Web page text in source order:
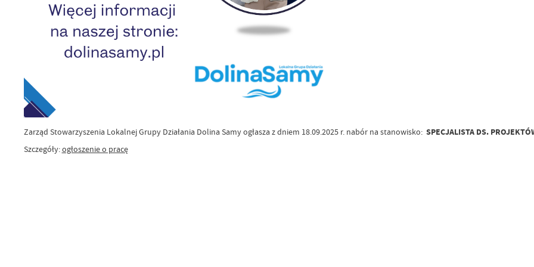
Zarząd Stowarzyszenia Lokalnej Grupy Działania Dolina Samy ogłasza z dniem 18.09.2025 r. nabór na stanowisko: SPECJALISTA DS.
Szczegóły:ogłoszenie o pracę